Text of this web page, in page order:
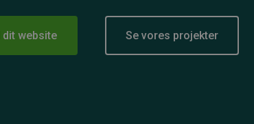
dit website Se vores projekter